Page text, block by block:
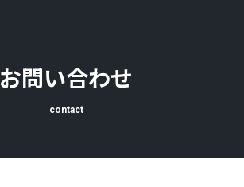
お問い合わせ
contact